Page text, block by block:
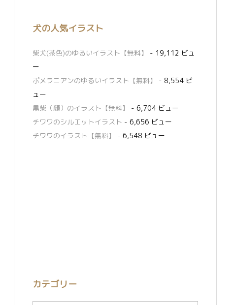
犬の人気イラスト
柴犬(茶色)のゆるいイラスト【無料】
- 19,112 ビュ
ー
ポメラニアンのゆるいイラスト【無料】
- 8,554 ビ
ュー
黒柴（顔）のイラスト【無料】
- 6,704 ビュー
チワワのシルエットイラスト - 6,656 ビュー
チワワのイラスト【無料】
- 6,548 ビュー
カテゴリー